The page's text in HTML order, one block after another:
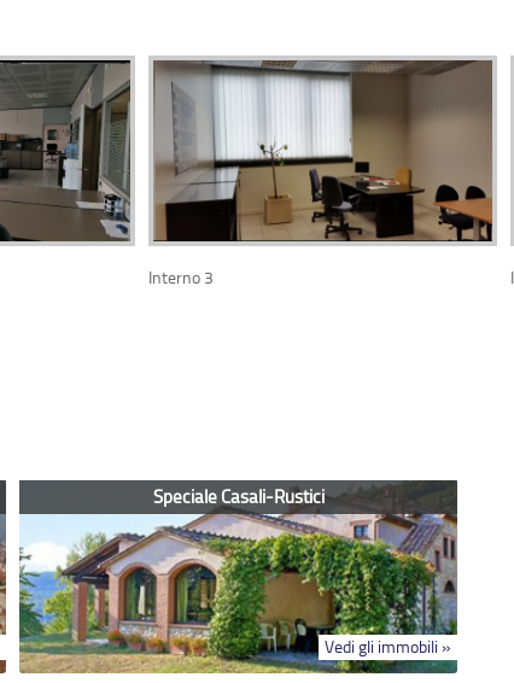
Interno 3
Speciale Casali-Rustici
Vedi gli immobili »